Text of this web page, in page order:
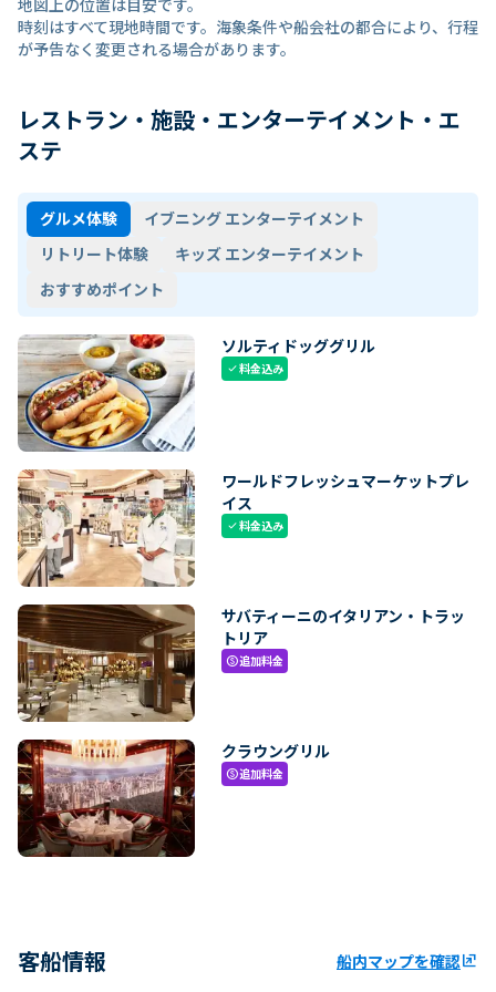
時刻はすべて現地時間です。海象条件や船会社の都合により、行程
が予告なく変更される場合があります。
レストラン・施設・エンターテイメント・エ
ステ
グルメ体験
イブニング エンターテイメント
リトリート体験
キッズ エンターテイメント
おすすめポイント
ソルティドッググリル
check料金込み
ワールドフレッシュマーケットプレ
イス
check料金込み
サバティーニのイタリアン・トラッ
トリア
paid追加料金
クラウングリル
paid追加料金
客船情報 船内マップを確認ungroup